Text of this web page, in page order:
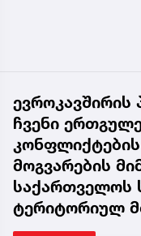
ევროკავშირის
ჩვენი
მოგვარების
საქართველოს
ტერიტორიულ